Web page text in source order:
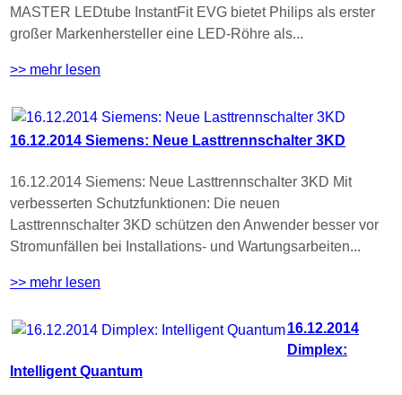
MASTER LEDtube InstantFit EVG bietet Philips als erster
großer Markenhersteller eine LED-Röhre als...
>> mehr lesen
16.12.2014 Siemens: Neue Lasttrennschalter 3KD
16.12.2014 Siemens: Neue Lasttrennschalter 3KD Mit
verbesserten Schutzfunktionen: Die neuen
Lasttrennschalter 3KD schützen den Anwender besser vor
Stromunfällen bei Installations- und Wartungsarbeiten...
>> mehr lesen
16.12.2014
Dimplex:
Intelligent Quantum